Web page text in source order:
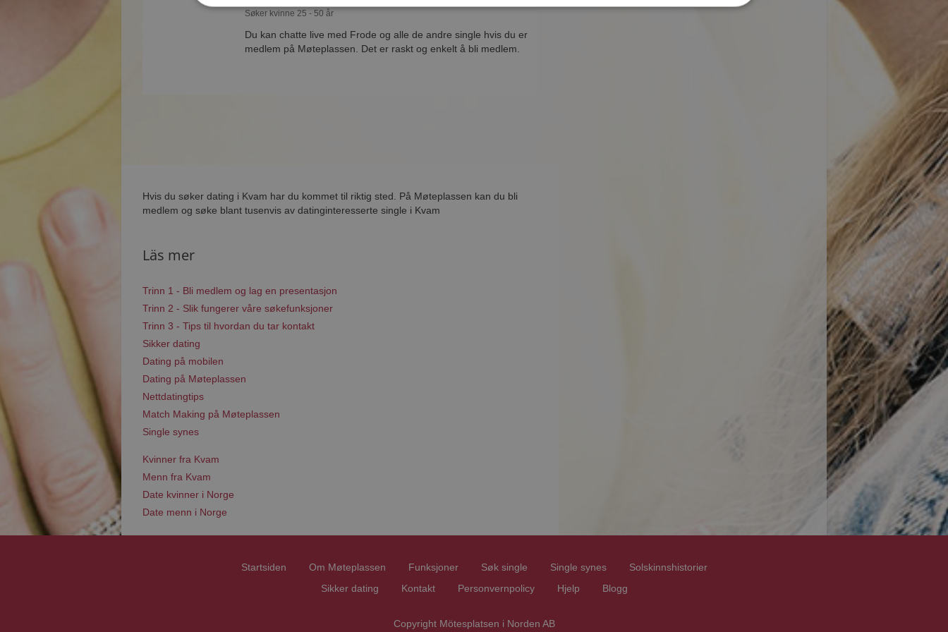
Søker kvinne 25 - 50 år
Du kan chatte live med Frode og alle de andre single hvis du er
medlem på Møteplassen. Det er raskt og enkelt å bli medlem.
Hvis du søker dating i Kvam har du kommet til riktig sted. På Møteplassen kan du bli
medlem og søke blant tusenvis av datinginteresserte single i Kvam
Läs mer
Trinn 1 - Bli medlem og lag en presentasjon
Trinn 2 - Slik fungerer våre søkefunksjoner
Trinn 3 - Tips til hvordan du tar kontakt
Sikker dating
Dating på mobilen
Dating på Møteplassen
Nettdatingtips
Match Making på Møteplassen
Single synes
Kvinner fra Kvam
Menn fra Kvam
Date kvinner i Norge
Date menn i Norge
Startsiden Om Møteplassen Funksjoner Søk single Single synes
Solskinnshistorier
Sikker dating
Kontakt Personvernpolicy Hjelp Blogg
Copyright Mötesplatsen i Norden AB